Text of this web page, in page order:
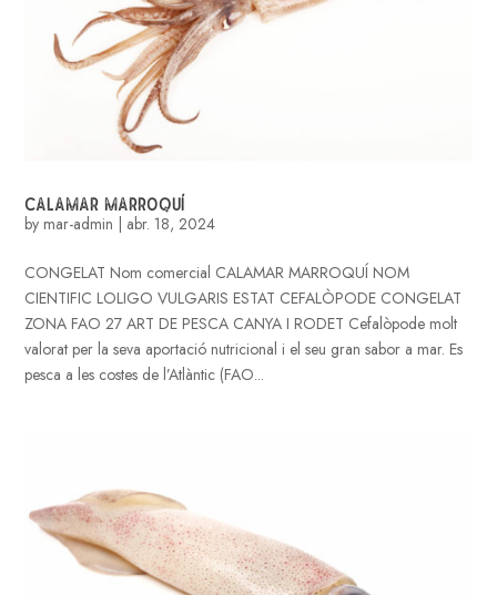
CALAMAR MARROQUÍ
bymar-admin abr. 18, 2024
CONGELAT Nom comercial CALAMAR MARROQUÍ NOM
CIENTIFIC LOLIGO VULGARIS ESTAT CEFALÒPODE CONGELAT
ZONA FAO 27 ART DE PESCA CANYA I RODET Cefalòpode molt
valorat per la seva aportació nutricional i el seu gran sabor a mar. Es
pesca a les costes de l’Atlàntic (FAO...